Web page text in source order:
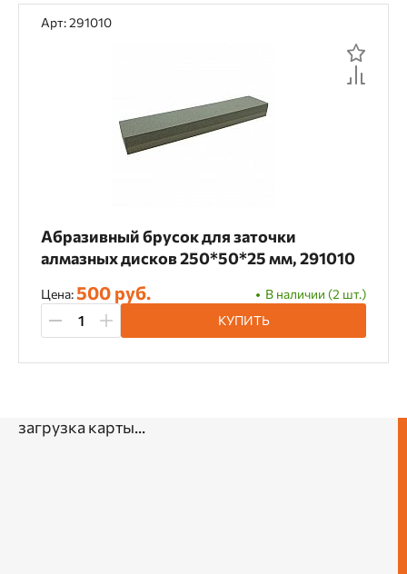
Арт: 291010
Абразивный брусок для заточки
алмазных дисков 250*50*25 мм, 291010
Цена:500 руб.
В наличии (2 шт.)
КУПИТЬ
загрузка карты...